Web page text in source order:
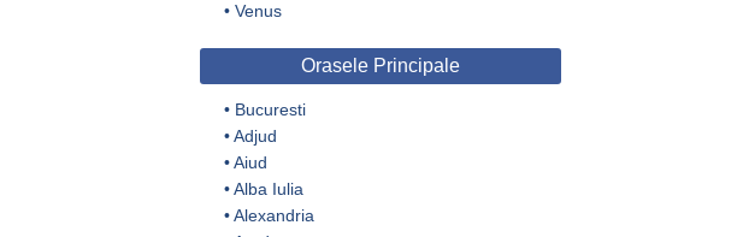
• Venus
Orasele Principale
• Bucuresti
•Adjud
•Aiud
•Alba Iulia
•Alexandria